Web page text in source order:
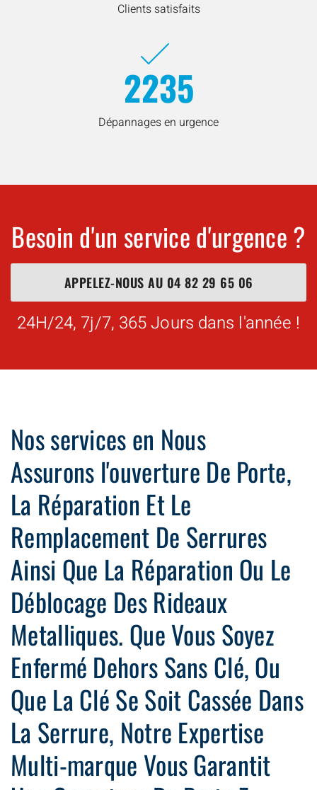
Clients satisfaits
2235
Dépannages en urgence
Besoin d'un service d'urgence ?
APPELEZ-NOUS AU 04 82 29 65 06
24H/24, 7j/7, 365 Jours dans l'année !
Nos services en Nous
Assurons l'ouverture De Porte,
La Réparation Et Le
Remplacement De Serrures
Ainsi Que La Réparation Ou Le
Déblocage Des Rideaux
Metalliques. Que Vous Soyez
Enfermé Dehors Sans Clé, Ou
Que La Clé Se Soit Cassée Dans
La Serrure, Notre Expertise
Multi-marque Vous Garantit